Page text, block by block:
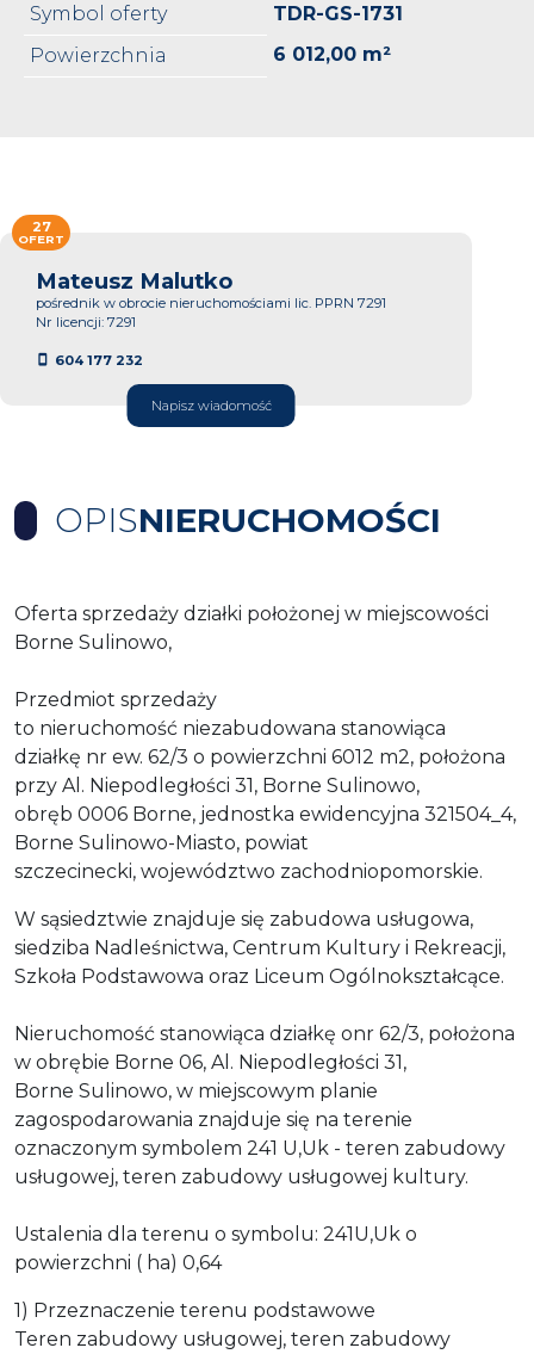
Symbol oferty
TDR-GS-1731
Powierzchnia
6 012,00 m²
Mateusz Malutko
pośrednik w obrocie nieruchomościami lic. PPRN 7291
Nr licencji: 7291
604 177 232
Napisz wiadomość
27
OFERT
OPISNIERUCHOMOŚCI
Oferta sprzedaży działki położonej w miejscowości
Borne Sulinowo,
Przedmiot sprzedaży
to nieruchomość niezabudowana stanowiąca
działkę nr ew. 62/3 o powierzchni 6012 m2, położona
przy Al. Niepodległości 31, Borne Sulinowo,
obręb 0006 Borne, jednostka ewidencyjna 321504_4,
Borne Sulinowo-Miasto, powiat
szczecinecki, województwo zachodniopomorskie.
W sąsiedztwie znajduje się zabudowa usługowa,
siedziba Nadleśnictwa, Centrum Kultury i Rekreacji,
Szkoła Podstawowa oraz Liceum Ogólnokształcące.
Nieruchomość stanowiąca działkę onr 62/3, położona
w obrębie Borne 06, Al. Niepodległości 31,
Borne Sulinowo, w miejscowym planie
zagospodarowania znajduje się na terenie
oznaczonym symbolem 241 U,Uk - teren zabudowy
usługowej, teren zabudowy usługowej kultury.
Ustalenia dla terenu o symbolu: 241U,Uk o
powierzchni ( ha) 0,64
1) Przeznaczenie terenu podstawowe
Teren zabudowy usługowej, teren zabudowy